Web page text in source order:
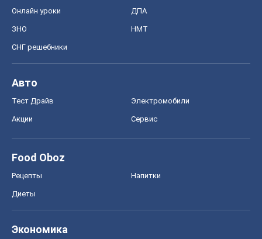
Онлайн уроки ДПА
ЗНО НМТ
СНГ решебники
Авто
Тест Драйв Электромобили
Акции Сервис
Food Oboz
Рецепты Напитки
Диеты
Экономика